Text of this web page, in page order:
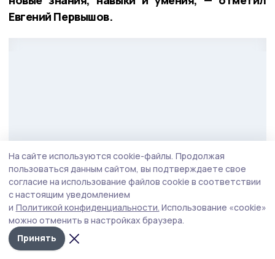
Евгений Первышов.
Фото: Вадим Панов
По его словам выпускники программы готовы
На сайте используются cookie-файлы. Продолжая
пользоваться данным сайтом, вы подтверждаете свое
согласие на использование файлов cookie в соответствии
с настоящим уведомлением
и Политикой конфиденциальности. Использование «cookie»
можно отменить в настройках браузера.
Принять